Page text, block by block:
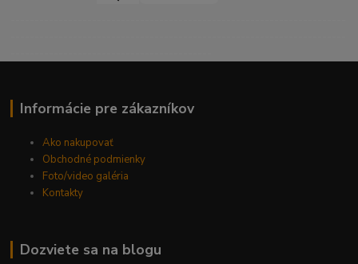
Informácie pre zákazníkov
Ako nakupovať
Obchodné podmienky
Foto/video galéria
Kontakty
Dozviete sa na blogu